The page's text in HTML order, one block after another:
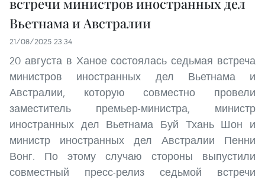
Вьетнама и Австралии
21/08/2025 23:34
20 августа в Ханое состоялась седьмая встреча
министров иностранных дел Вьетнама и
Австралии, которую совместно провели
заместитель премьер-министра, министр
иностранных дел Вьетнама Буй Тхань Шон и
министр иностранных дел Австралии Пенни
Вонг. По этому случаю стороны выпустили
совместный пресс-релиз седьмой встречи